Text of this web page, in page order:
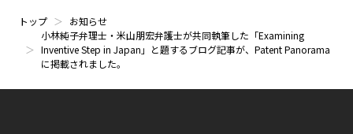
トップ
お知らせ
小林純子弁理士・米山朋宏弁護士が共同執筆した「Examining
Inventive Step in Japan」と題するブログ記事が、Patent Panorama
に掲載されました。